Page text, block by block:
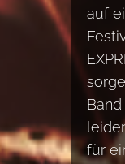
auf
für